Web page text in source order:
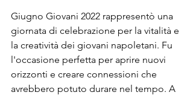
Giugno Giovani 2022 rappresentò una
giornata di celebrazione per la vitalità e
la creatività dei giovani napoletani. Fu
l'occasione perfetta per aprire nuovi
orizzonti e creare connessioni che
avrebbero potuto durare nel tempo. A